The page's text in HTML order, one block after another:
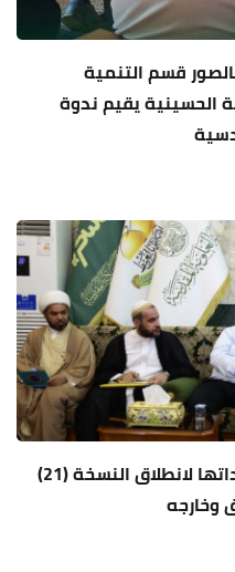
قسم التنمية
الحسينية يقيم ندوة
العتبة الحسينية تنهي استعداداتها لانطلاق النسخة (21)
وخارجه